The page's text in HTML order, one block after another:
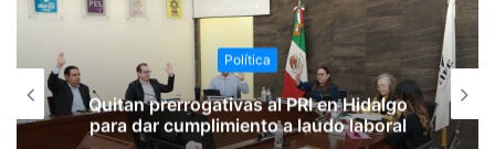
Política
Quitan prerrogativas al PRI en Hidalgo
para dar cumplimiento a laudo laboral